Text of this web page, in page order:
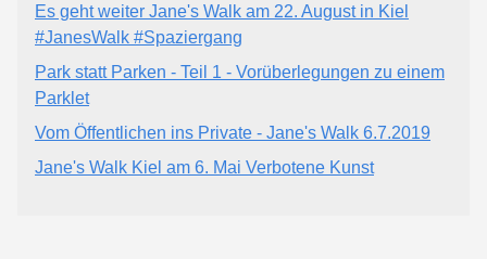
Es geht weiter Jane's Walk am 22. August in Kiel
#JanesWalk #Spaziergang
Park statt Parken - Teil 1 - Vorüberlegungen zu einem
Parklet
Vom Öffentlichen ins Private - Jane's Walk 6.7.2019
Jane's Walk Kiel am 6. Mai Verbotene Kunst